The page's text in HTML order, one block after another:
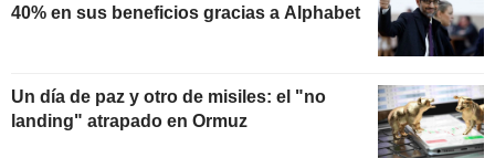
40% en sus beneficios gracias a Alphabet
Un día de paz y otro de misiles: el "no
landing" atrapado en Ormuz